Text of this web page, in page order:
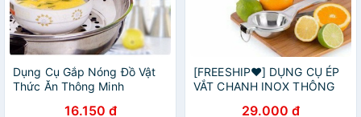
Dụng Cụ Gắp Nóng Đồ Vật
Thức Ăn Thông Minh
16.150 đ
[FREESHIP❤️] DỤNG CỤ ÉP
VẮT CHANH INOX THÔNG
29.000 đ